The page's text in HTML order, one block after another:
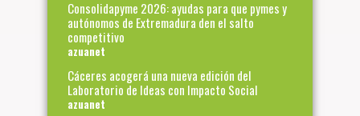
Consolidapyme 2026: ayudas para que pymes y
autónomos de Extremadura den el salto
competitivo
azuanet
Cáceres acogerá una nueva edición del
Laboratorio de Ideas con Impacto Social
azuanet